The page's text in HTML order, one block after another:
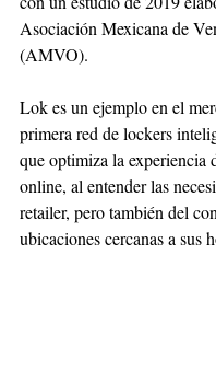
Asociación Mexicana de
(AMVO).
Lok es un ejemplo en el
primera red de lockers
que optimiza la experiencia
online, al entender las
retailer, pero también del
ubicaciones cercanas a sus